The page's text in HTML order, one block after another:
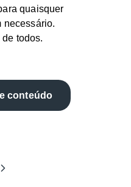
quaisquer
necessário.
todos.
conteúdo